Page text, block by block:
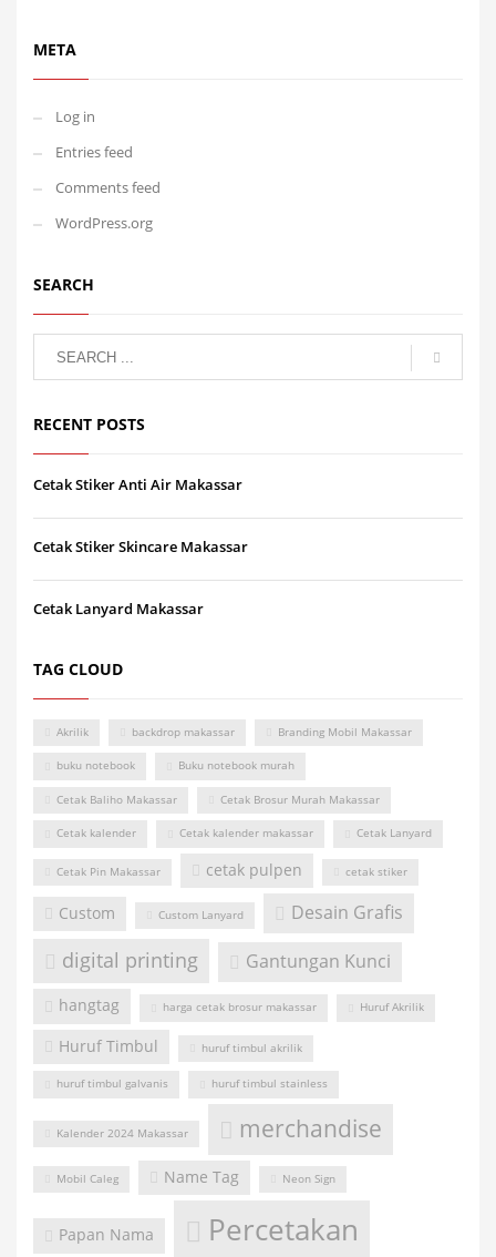
META
Log in
Entries feed
Comments feed
WordPress.org
SEARCH
RECENT POSTS
Cetak Stiker Anti Air Makassar
Cetak Stiker Skincare Makassar
Cetak Lanyard Makassar
TAG CLOUD
Akrilik backdrop makassar Branding Mobil Makassar
buku notebook Buku notebook murah
Cetak Baliho Makassar Cetak Brosur Murah Makassar
Cetak kalender Cetak kalender makassar Cetak Lanyard
Cetak Pin Makassar cetak pulpen cetak stiker
Custom Custom Lanyard Desain Grafis
digital printing Gantungan Kunci
hangtag harga cetak brosur makassar Huruf Akrilik
Huruf Timbul huruf timbul akrilik
huruf timbul galvanis huruf timbul stainless
Kalender 2024 Makassar merchandise
Mobil Caleg Name Tag Neon Sign
Papan Nama Percetakan